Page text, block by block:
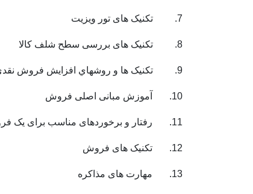
7. تکنیک های تور ویزیت
8. تکنیک های بررسی سطح شلف کالا
9. تکنیک ها و روشهاي افزايش فروش نقدي و ترغيب مشتري به خريد نقدي
10. آموزش مبانی اصلی فروش
11. رفتار و برخوردهای مناسب برای یک فروشنده حرفه ای موفق
12. تکنیک های فروش
13. مهارت های مذاکره